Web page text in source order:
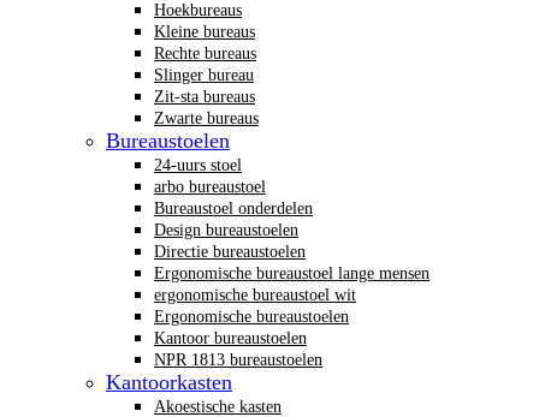
Hoekbureaus
Kleine bureaus
Rechte bureaus
Slinger bureau
Zit-sta bureaus
Zwarte bureaus
Bureaustoelen
24-uurs stoel
arbo bureaustoel
Bureaustoel onderdelen
Design bureaustoelen
Directie bureaustoelen
Ergonomische bureaustoel lange mensen
ergonomische bureaustoel wit
Ergonomische bureaustoelen
Kantoor bureaustoelen
NPR 1813 bureaustoelen
Kantoorkasten
Akoestische kasten